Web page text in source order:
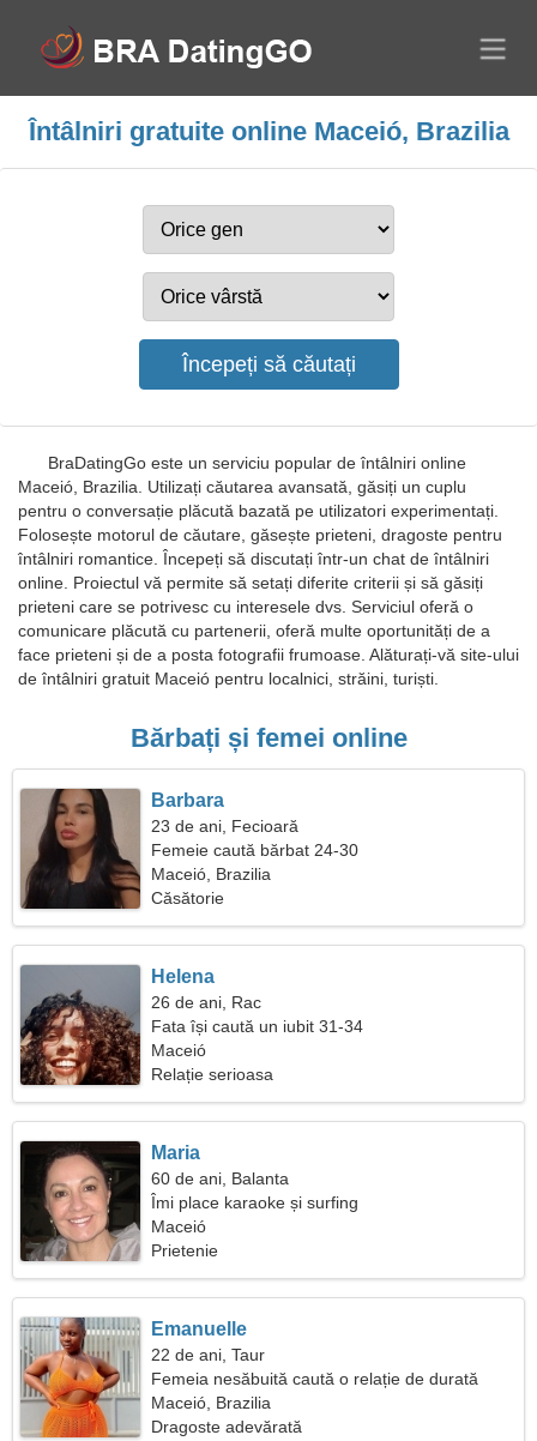
Întâlniri gratuite online Maceió, Brazilia
BraDatingGo este un serviciu popular de întâlniri online
Maceió, Brazilia. Utilizați căutarea avansată, găsiți un cuplu
pentru o conversație plăcută bazată pe utilizatori experimentați.
Folosește motorul de căutare, găsește prieteni, dragoste pentru
întâlniri romantice. Începeți să discutați într-un chat de întâlniri
online. Proiectul vă permite să setați diferite criterii și să găsiți
prieteni care se potrivesc cu interesele dvs. Serviciul oferă o
comunicare plăcută cu partenerii, oferă multe oportunități de a
face prieteni și de a posta fotografii frumoase. Alăturați-vă site-ului
de întâlniri gratuit Maceió pentru localnici, străini, turiști.
Bărbați și femei online
Barbara
23 de ani, Fecioară
Femeie caută bărbat 24-30
Maceió, Brazilia
Căsătorie
Helena
26 de ani, Rac
Fata își caută un iubit 31-34
Maceió
Relație serioasa
Maria
60 de ani, Balanta
Îmi place karaoke și surfing
Maceió
Prietenie
Emanuelle
22 de ani, Taur
Femeia nesăbuită caută o relație de durată
Maceió, Brazilia
Dragoste adevărată